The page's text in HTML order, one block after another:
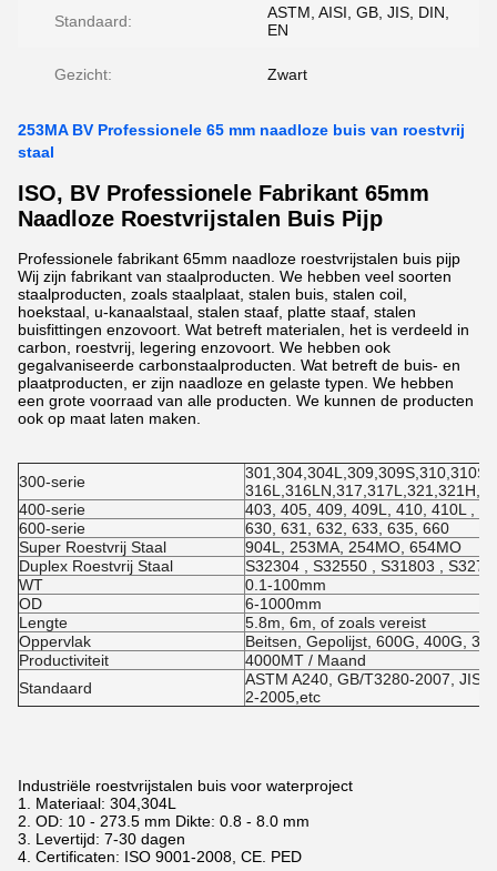
Standaard:
ASTM, AISI, GB, JIS, DIN,
EN
Gezicht: Zwart
253MA BV Professionele 65 mm naadloze buis van roestvrij
staal
ISO, BV Professionele Fabrikant 65mm
Naadloze Roestvrijstalen Buis Pijp
Professionele fabrikant 65mm naadloze roestvrijstalen buis pijp
Wij zijn fabrikant van staalproducten. We hebben veel soorten
staalproducten, zoals staalplaat, stalen buis, stalen coil,
hoekstaal, u-kanaalstaal, stalen staaf, platte staaf, stalen
buisfittingen enzovoort. Wat betreft materialen, het is verdeeld in
carbon, roestvrij, legering enzovoort. We hebben ook
gegalvaniseerde carbonstaalproducten. Wat betreft de buis- en
plaatproducten, er zijn naadloze en gelaste typen. We hebben
een grote voorraad van alle producten. We kunnen de producten
ook op maat laten maken.
300-serie
400-serie
403, 405, 409, 409L, 410, 410L ,
600-serie
630, 631, 632, 633, 635, 660
Super Roestvrij Staal
904L, 253MA, 254MO, 654MO
Duplex Roestvrij Staal
S32304 , S32550 , S31803 ,
WT
0.1-100mm
OD
6-1000mm
Lengte
5.8m, 6m, of zoals vereist
Oppervlak
Beitsen, Gepolijst, 600G, 400G,
Productiviteit
4000MT / Maand
Standaard
ASTM A240, GB/T3280-2007,
2-2005,etc
Industriële roestvrijstalen buis voor waterproject
1. Materiaal: 304,304L
2. OD: 10 - 273.5 mm Dikte: 0.8 - 8.0 mm
3. Levertijd: 7-30 dagen
4. Certificaten: ISO 9001-2008, CE. PED